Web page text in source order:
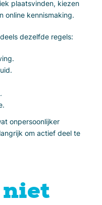
plaatsvinden, kiezen
online kennismaking.
dezelfde regels:
onpersoonlijker
om actief deel te
niet